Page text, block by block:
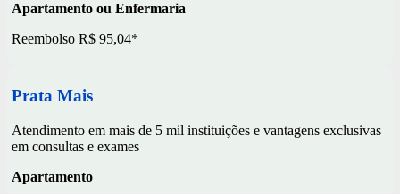
Apartamento ou Enfermaria
Reembolso R$ 95,04*
Prata Mais
Atendimento em mais de 5 mil instituições e vantagens exclusivas
em consultas e exames
Apartamento